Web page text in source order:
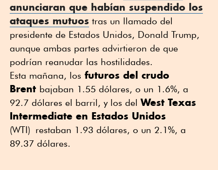
anunciaran que habían suspendido los
ataques mutuos tras un llamado del
presidente de Estados Unidos, Donald Trump,
aunque ambas partes advirtieron de que
podrían reanudar las hostilidades.
Esta mañana, los futuros del crudo
Brent bajaban 1.55 dólares, o un 1.6%, a
92.7 dólares el barril, y los delWest Texas
Intermediate en Estados Unidos
(WTI) restaban 1.93 dólares, o un 2.1%, a
89.37 dólares.